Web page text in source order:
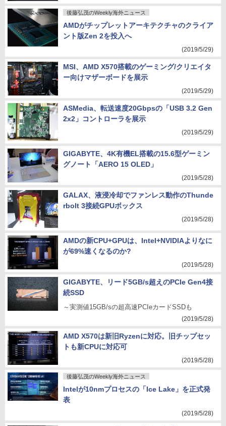
後藤弘茂のWeekly海外ニュース
AMDがチップレットアーキテクチャのクライア
ント版Zen 2を投入へ
(2019/5/29)
MSI、AMD X570搭載のゲーミング/クリエイタ
ー向けマザーボードを展示
(2019/5/29)
ASMedia、転送速度20Gbpsの「USB 3.2 Gen
2x2」コントローラを展示
(2019/5/29)
GIGABYTE、4K有機EL搭載の15.6型ゲーミン
グノート「AERO 15 OLED」
(2019/5/28)
GALAX、液浸冷却でファンレス動作のThunde
rbolt 3接続GPUボックス
(2019/5/28)
AMDの新CPU+GPUは、Intel+NVIDIAよりなに
が69%速くなるのか?
(2019/5/28)
GIGABYTE、リード5GB/s超えのPCIe Gen4接
続SSD
～実測値15GB/sの超高速PCIeカードSSDも
(2019/5/28)
AMD X570は新旧Ryzenに対応。旧チップセッ
トも新CPUに対応可
(2019/5/28)
後藤弘茂のWeekly海外ニュース
Intelが10nmプロセスの「Ice Lake」を正式発
表
(2019/5/28)